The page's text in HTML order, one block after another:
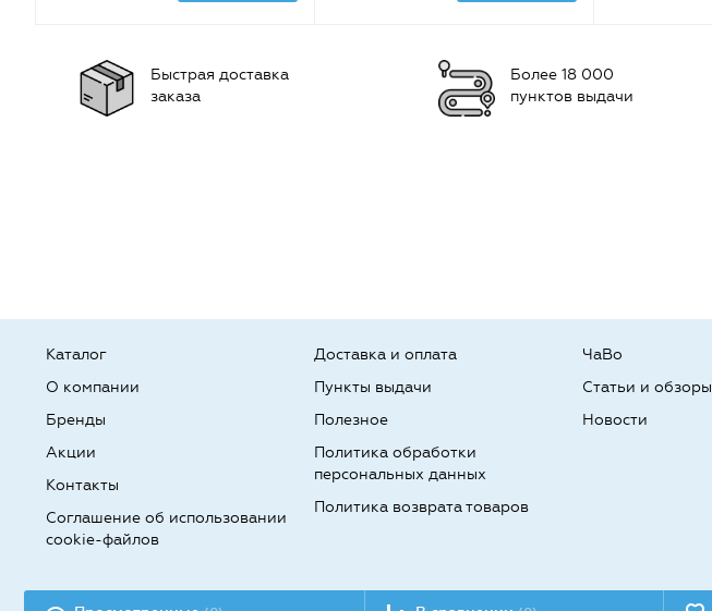
Быстрая доставка
заказа
Более 18 000
пунктов выдачи
Каталог
О компании
Бренды
Доставка и оплата
Пункты выдачи
Полезное
ЧаВо
Статьи и обзоры
Новости
Акции
Контакты
Соглашение об использовании
cookie-файлов
Политика обработки
персональных данных
Политика возврата товаров